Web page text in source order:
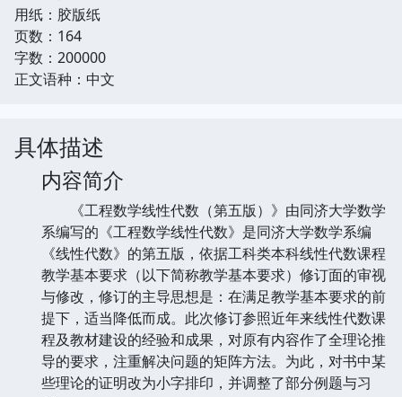
用纸：胶版纸
页数：164
字数：200000
正文语种：中文
具体描述
内容简介
《工程数学线性代数（第五版）》由同济大学数学
系编写的《工程数学线性代数》是同济大学数学系编
《线性代数》的第五版，依据工科类本科线性代数课程
教学基本要求（以下简称教学基本要求）修订面的审视
与修改，修订的主导思想是：在满足教学基本要求的前
提下，适当降低而成。此次修订参照近年来线性代数课
程及教材建设的经验和成果，对原有内容作了全理论推
导的要求，注重解决问题的矩阵方法。为此，对书中某
些理论的证明改为小字排印，并调整了部分例题与习